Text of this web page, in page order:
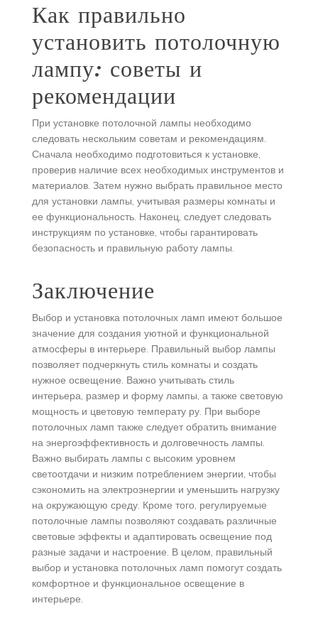
Как правильно
установить потолочную
лампу: советы и
рекомендации
При установке потолочной лампы необходимо
следовать нескольким советам и рекомендациям.
Сначала необходимо подготовиться к установке,
проверив наличие всех необходимых инструментов и
материалов. Затем нужно выбрать правильное место
для установки лампы, учитывая размеры комнаты и
ее функциональность. Наконец, следует следовать
инструкциям по установке, чтобы гарантировать
безопасность и правильную работу лампы.
Заключение
Выбор и установка потолочных ламп имеют большое
значение для создания уютной и функциональной
атмосферы в интерьере. Правильный выбор лампы
позволяет подчеркнуть стиль комнаты и создать
нужное освещение. Важно учитывать стиль
интерьера, размер и форму лампы, а также световую
мощность и цветовую температу ру. При выборе
потолочных ламп также следует обратить внимание
на энергоэффективность и долговечность лампы.
Важно выбирать лампы с высоким уровнем
светоотдачи и низким потреблением энергии, чтобы
сэкономить на электроэнергии и уменьшить нагрузку
на окружающую среду. Кроме того, регулируемые
потолочные лампы позволяют создавать различные
световые эффекты и адаптировать освещение под
разные задачи и настроение. В целом, правильный
выбор и установка потолочных ламп помогут создать
комфортное и функциональное освещение в
интерьере.